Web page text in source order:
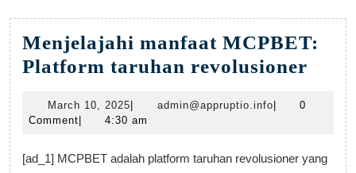
Menjelajahi manfaat MCPBET:
Platform taruhan revolusioner
March 10, 2025March
10,
admin@appruptio.info
0
Comment
4:30 am
[ad_1] MCPBET adalah platform taruhan revolusioner yang